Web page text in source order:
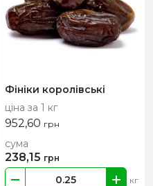
Фініки королівські
ціна за 1 кг
952,60 грн
кг
сума
238,15 грн